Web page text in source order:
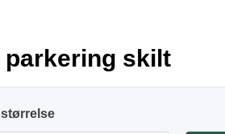
parkering skilt
størrelse